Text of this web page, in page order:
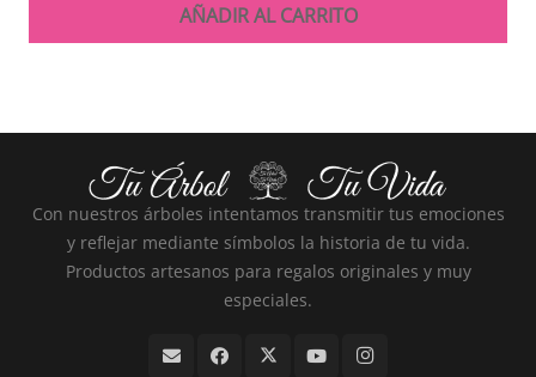
AÑADIR AL CARRITO
Con nuestros árboles intentamos transmitir tus emociones
y reflejar mediante símbolos la historia de tu vida.
Productos artesanos para regalos originales y muy
especiales.